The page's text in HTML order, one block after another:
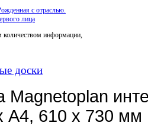
количеством информации,
доски
Magnetoplan
А4, 610 х 730 мм